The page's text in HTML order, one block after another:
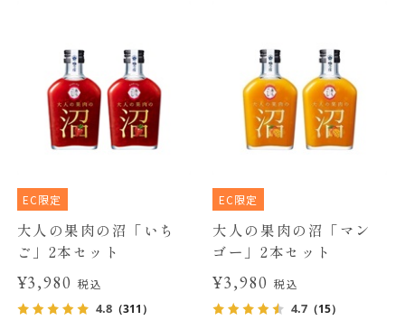
EC限定
大人の果肉の沼「いち
ご」2本セット
¥3,980税込
4.8（311）
EC限定
大人の果肉の沼「マン
ゴー」2本セット
¥3,980 税込
4.7 （15）